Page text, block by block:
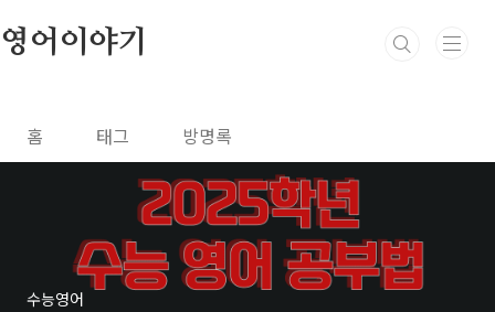
영어이야기
홈 태그 방명록
수능영어